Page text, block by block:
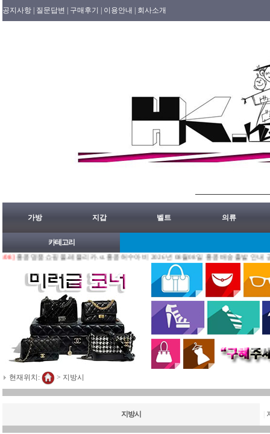
공지사항 | 질문답변 | 구매후기 | 이용안내 | 회사소개
가방 지갑 벨트 의류
카테고리
명품쇼핑몰.레플리카.st.홍콩허수아비 2026년 08월08일 홍콩배송출발 안내 공지.
현재위치: > 지방시
지방시